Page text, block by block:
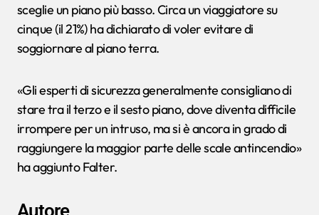
sceglie un piano più basso. Circa un viaggiatore su
cinque (il 21%) ha dichiarato di voler evitare di
soggiornare al piano terra.
«Gli esperti di sicurezza generalmente consigliano di
stare tra il terzo e il sesto piano, dove diventa difficile
irrompere per un intruso, ma si è ancora in grado di
raggiungere la maggior parte delle scale antincendio»
ha aggiunto Falter.